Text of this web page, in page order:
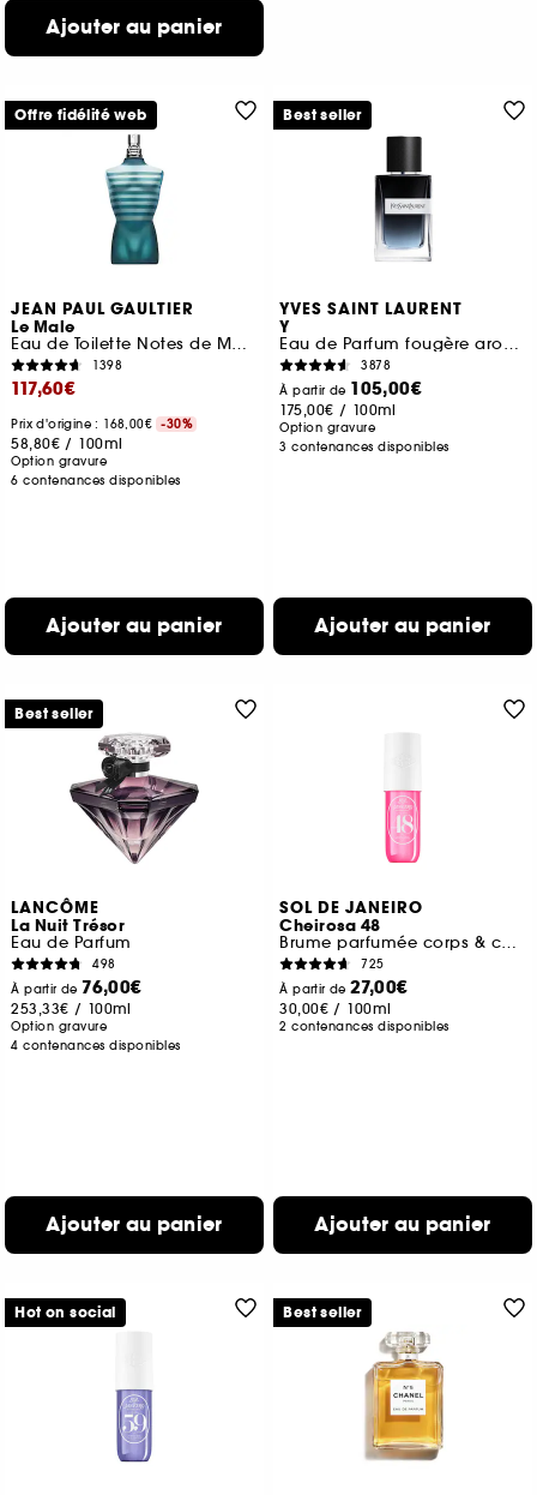
Ajouter au panier
JEAN PAUL GAULTIER
Le Male
Eau de Toilette Notes de Menthe, Lavande et Vanille
1398
117,60€
Prix d'origine : 168,00€ -30%
58,80€ / 100ml
Option gravure
6 contenances disponibles
Ajouter au panier
Offre fidélité web
YVES SAINT LAURENT
Y
Eau de Parfum fougère aromatique rechargeable pour homme
3878
À partir de 105,00€
175,00€ / 100ml
Option gravure
3 contenances disponibles
Ajouter au panier
Best seller
LANCÔME
La Nuit Trésor
Eau de Parfum
498
À partir de 76,00€
253,33€ / 100ml
Option gravure
4 contenances disponibles
Ajouter au panier
Best seller
SOL DE JANEIRO
Cheirosa 48
Brume parfumée corps & cheveux
725
À partir de27,00€
30,00€ / 100ml
2 contenances disponibles
Ajouter au panier
Hot on social Best seller